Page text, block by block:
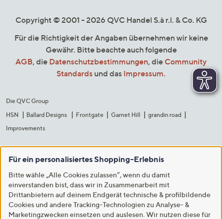
Copyright © 2001 - 2026 QVC Handel S.à r.l. & Co. KG
Für die Richtigkeit der Angaben übernehmen wir keine
Gewähr. Bitte beachte auch folgende
AGB, die Datenschutzbestimmungen, die Community
Standards und das Impressum.
Die QVC Group
HSN
Ballard Designs Frontgate Garnet Hill
grandin road
Improvements
Für ein personalisiertes Shopping-Erlebnis
Bitte wähle „Alle Cookies zulassen“, wenn du damit
einverstanden bist, dass wir in Zusammenarbeit mit
Drittanbietern auf deinem Endgerät technische & profilbildende
Cookies und andere Tracking-Technologien zu Analyse- &
Marketingzwecken einsetzen und auslesen. Wir nutzen diese für